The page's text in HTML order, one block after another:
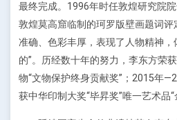
最终完成。1996年时任敦煌研究院
敦煌莫高窟临制的珂罗版壁画题词评
准确、色彩丰厚，表现了人物精神
的”。历经数十年的努力，李东方荣
物“文物保护终身贡献奖”；2015年
获中华印制大奖“毕昇奖”唯一艺术品“